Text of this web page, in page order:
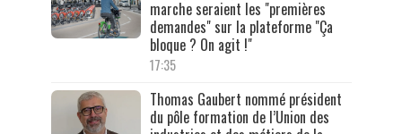
marche seraient les "premières
demandes" sur la plateforme "Ça
bloque ? On agit !"
17:35
Thomas Gaubert nommé président
du pôle formation de l’Union des